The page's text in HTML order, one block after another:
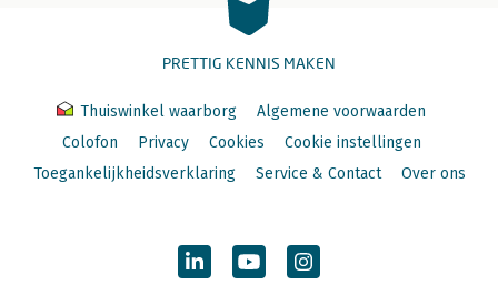
PRETTIG KENNIS MAKEN
Thuiswinkel waarborg
Algemene voorwaarden
Colofon
Privacy Cookies
Cookie instellingen
Toegankelijkheidsverklaring
Service & Contact Over ons